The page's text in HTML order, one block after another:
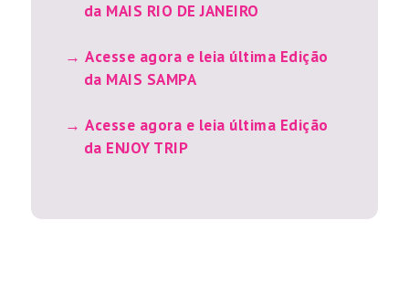
da MAIS RIO DE JANEIRO
Acesse agora e leia última Edição
da MAIS SAMPA
Acesse agora e leia última Edição
da ENJOY TRIP